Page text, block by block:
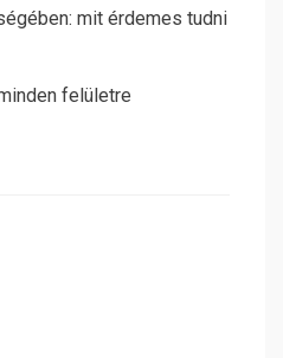
mit érdemes tudni
felületre